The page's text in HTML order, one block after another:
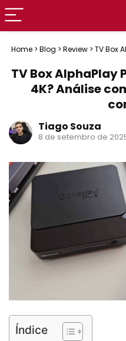
Home > Blog > Review > TV Box
TV Box AlphaPlay
4K? Análise
Tiago Souza
8 de setembro de
Índice